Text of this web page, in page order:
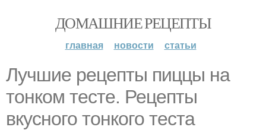
ДОМАШНИЕ РЕЦЕПТЫ
главная новости статьи
Лучшие рецепты пиццы на
тонком тесте. Рецепты
вкусного тонкого теста